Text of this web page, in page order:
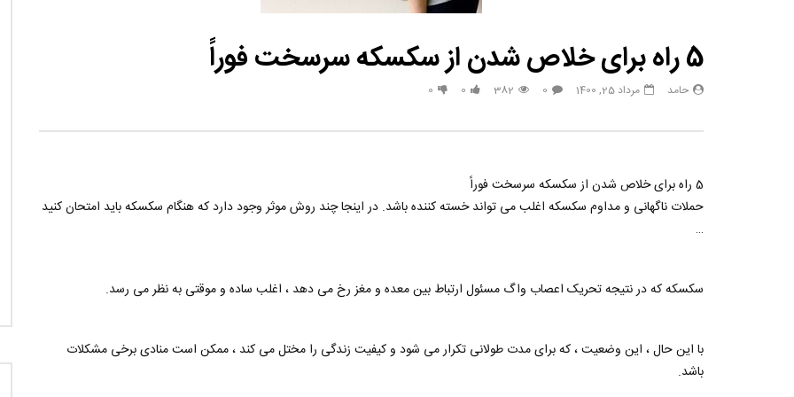
5 راه برای خلاص شدن از سکسکه سرسخت فوراً
حامد مرداد 25, 1400 0
382
0
0
5 راه برای خلاص شدن از سکسکه سرسخت فوراً
حملات ناگهانی و مداوم سکسکه اغلب می تواند خسته کننده باشد. در اینجا چند روش موثر وجود دارد که هنگام سکسکه باید امتحان کنید
…
سکسکه که در نتیجه تحریک اعصاب واگ مسئول ارتباط بین معده و مغز رخ می دهد ، اغلب ساده و موقتی به نظر می رسد.
با این حال ، این وضعیت ، که برای مدت طولانی تکرار می شود و کیفیت زندگی را مختل می کند ، ممکن است منادی برخی مشکلات
باشد.